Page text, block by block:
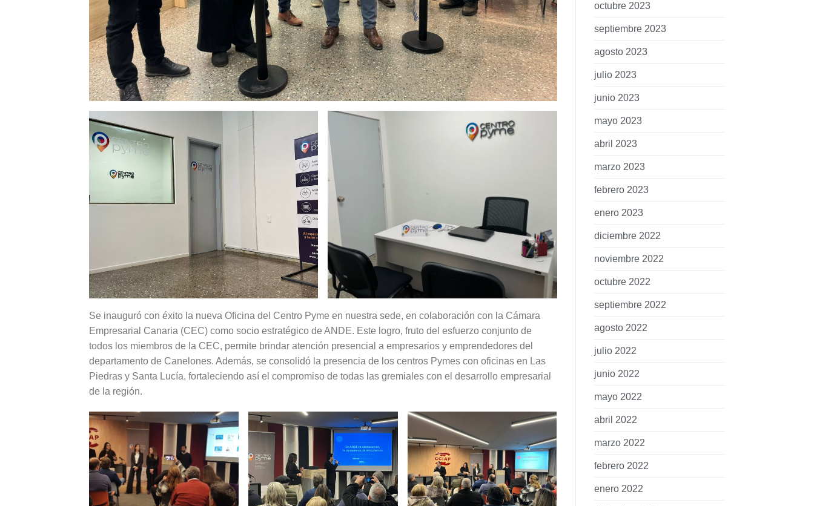
Se inauguró con éxito la nueva Oficina del Centro Pyme en nuestra sede, en colaboración con la Cámara
Empresarial Canaria (CEC) como socio estratégico de ANDE. Este logro, fruto del esfuerzo conjunto de
todos los miembros de la CEC, permite brindar atención presencial a empresarios y emprendedores del
departamento de Canelones. Además, se consolidó la presencia de los centros Pymes con oficinas en Las
Piedras y Santa Lucía, fortaleciendo así el compromiso de todas las gremiales con el desarrollo empresarial
de la región.
octubre 2023
septiembre 2023
agosto 2023
julio 2023
junio 2023
mayo 2023
abril 2023
marzo 2023
febrero 2023
enero 2023
diciembre 2022
noviembre 2022
octubre 2022
septiembre 2022
agosto 2022
julio 2022
junio 2022
mayo 2022
abril 2022
marzo 2022
febrero 2022
enero 2022